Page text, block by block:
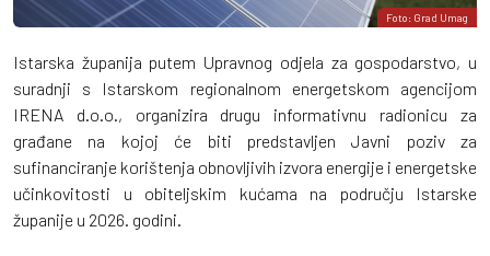
Foto: Grad Umag
Istarska županija putem Upravnog odjela za gospodarstvo, u
suradnji s Istarskom regionalnom energetskom agencijom
IRENA d.o.o., organizira drugu informativnu radionicu za
građane na kojoj će biti predstavljen Javni poziv za
sufinanciranje korištenja obnovljivih izvora energije i energetske
učinkovitosti u obiteljskim kućama na području Istarske
županije u 2026. godini.